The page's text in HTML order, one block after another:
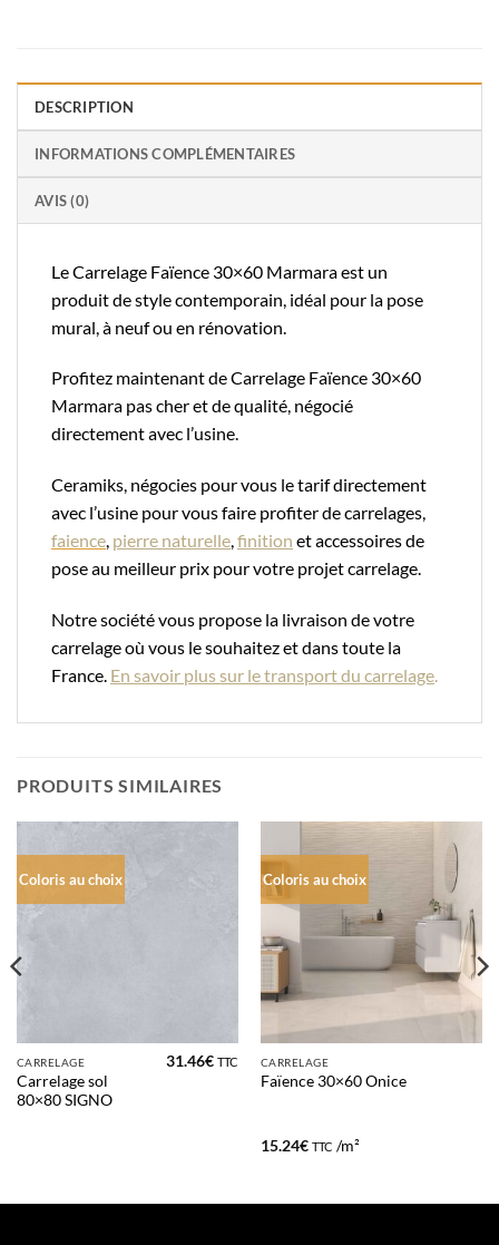
DESCRIPTION
INFORMATIONS COMPLÉMENTAIRES
AVIS (0)
Le Carrelage Faïence 30×60 Marmara est un
produit de style contemporain, idéal pour la pose
mural, à neuf ou en rénovation.
Profitez maintenant de Carrelage Faïence 30×60
Marmara pas cher et de qualité, négocié
directement avec l’usine.
Ceramiks, négocies pour vous le tarif directement
avec l’usine pour vous faire profiter de carrelages,
faience, pierre naturelle,finition et accessoires de
pose au meilleur prix pour votre projet carrelage.
Notre société vous propose la livraison de votre
carrelage où vous le souhaitez et dans toute la
France. En savoir plus sur le transport du carrelage.
PRODUITS SIMILAIRES
Coloris au choix
CARRELAGE
Carrelage sol
80×80 SIGNO
31.46€ TTC
Coloris au choix
CARRELAGE
Faïence 30×60 Onice
15.24€ TTC /m²